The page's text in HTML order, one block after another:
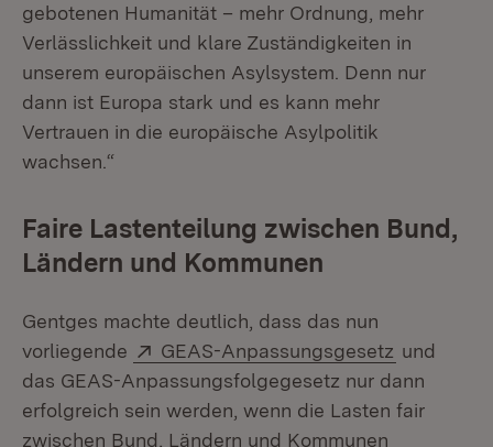
gebotenen Humanität – mehr Ordnung, mehr
Verlässlichkeit und klare Zuständigkeiten in
unserem europäischen Asylsystem. Denn nur
dann ist Europa stark und es kann mehr
Vertrauen in die europäische Asylpolitik
wachsen.“
Faire Lastenteilung zwischen Bund,
Ländern und Kommunen
Gentges machte deutlich, dass das nun
vorliegende
Extern:
GEAS-Anpassungsgesetz (Öffnet in
und
das GEAS-Anpassungsfolgegesetz nur dann
erfolgreich sein werden, wenn die Lasten fair
zwischen Bund, Ländern und Kommunen